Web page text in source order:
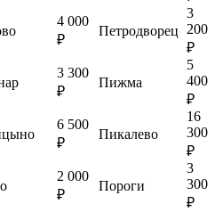
4 000
₽
Петродворец
3
200
₽
3 300
₽
Пижма
5
400
₽
6 500
₽
Пикалево
16
300
₽
2 000
₽
Пороги
3
300
₽